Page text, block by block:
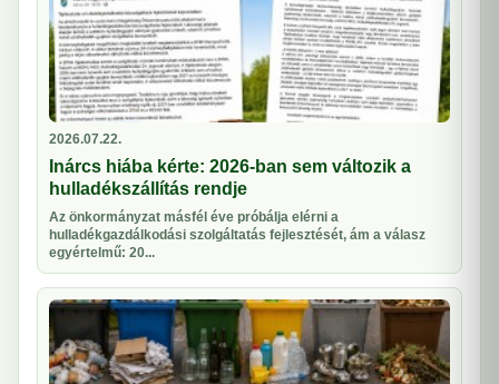
2026.07.22.
Inárcs hiába kérte: 2026-ban sem változik a
hulladékszállítás rendje
Az önkormányzat másfél éve próbálja elérni a
hulladékgazdálkodási szolgáltatás fejlesztését, ám a válasz
egyértelmű: 20...